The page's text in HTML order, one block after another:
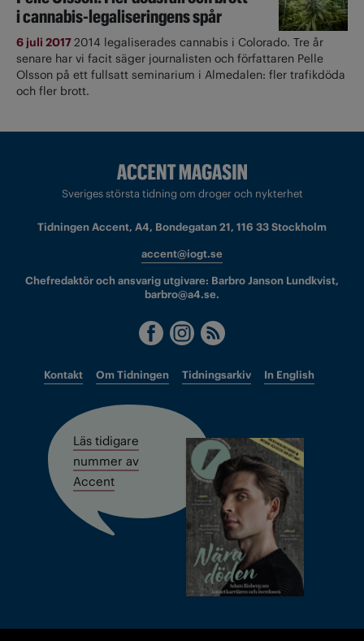
i cannabis-legaliseringens spår
6 juli 20172014 legaliserades cannabis i Colorado. Tre år
senare har vi facit säger journalisten och författaren Pelle
Olsson på ett fullsatt seminarium i Almedalen: fler trafikdöda
och fler brott.
Sveriges största tidning om droger och nykterhet
Tidningen Accent, A4, Bondegatan 21, 116 33 Stockholm
accent@iogt.se
Chefredaktör och ansvarig utgivare: Barbro Janson Lundkvist,
barbro@a4.se.
Kontakt Om Tidningen Tidningsarkiv In English
Läs tidigare
nummer av
Accent